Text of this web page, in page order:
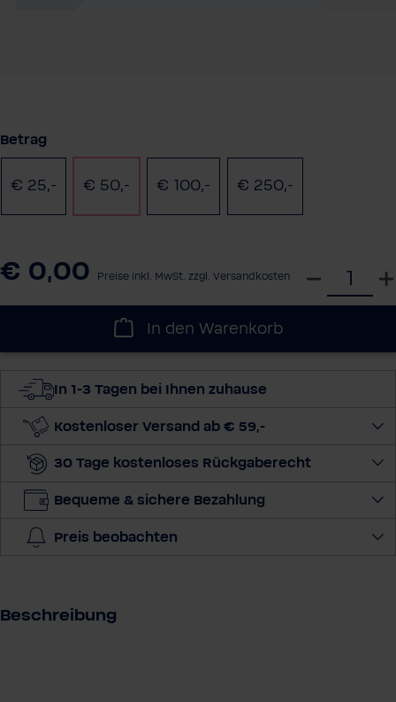
Betrag
€ 25,- € 50,- € 100,- € 250,-
€ 0,00 Preise inkl. MwSt. zzgl. Versandkosten
W
e
e
g
In den Warenkorb
In 1-3 Tagen bei Ihnen zuhause
Kostenloser Versand ab € 59,-
30 Tage kostenloses Rückgaberecht
Bequeme & sichere Bezahlung
Preis beobachten
Beschreibung